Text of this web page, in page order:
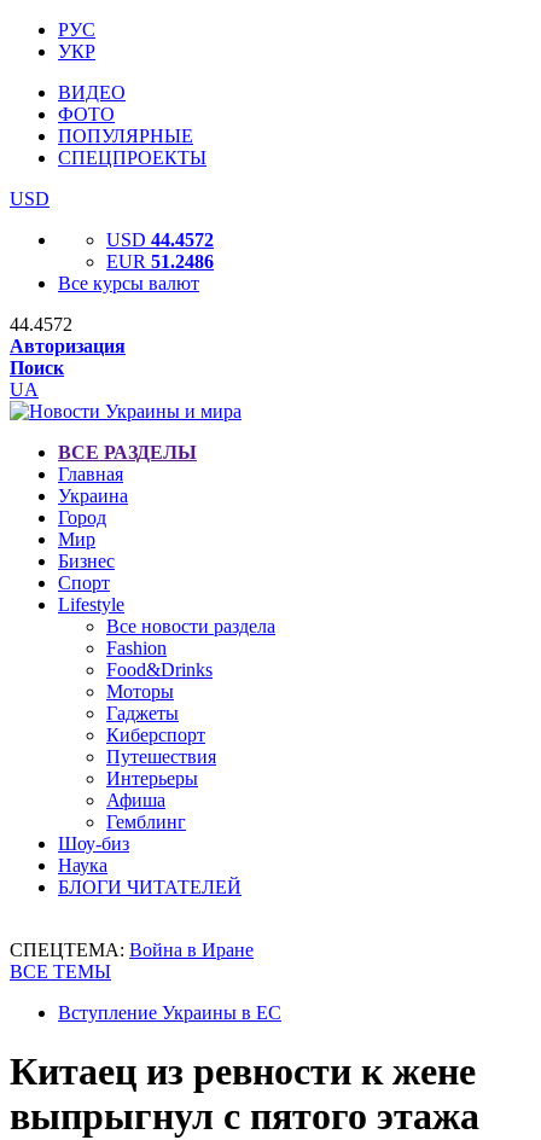
РУС
УКР
ВИДЕО
ФОТО
ПОПУЛЯРНЫЕ
СПЕЦПРОЕКТЫ
USD
USD 44.4572
EUR 51.2486
Все курсы валют
44.4572
Авторизация
Поиск
UA
ВСЕ РАЗДЕЛЫ
Главная
Украина
Город
Мир
Бизнес
Спорт
Lifestyle
Все новости раздела
Fashion
Food&Drinks
Моторы
Гаджеты
Киберспорт
Путешествия
Интерьеры
Афиша
Гемблинг
Шоу-биз
Наука
БЛОГИ ЧИТАТЕЛЕЙ
СПЕЦТЕМА: Война в Иране
ВСЕ ТЕМЫ
Вступление Украины в ЕС
Китаец из ревности к жене
выпрыгнул с пятого этажа